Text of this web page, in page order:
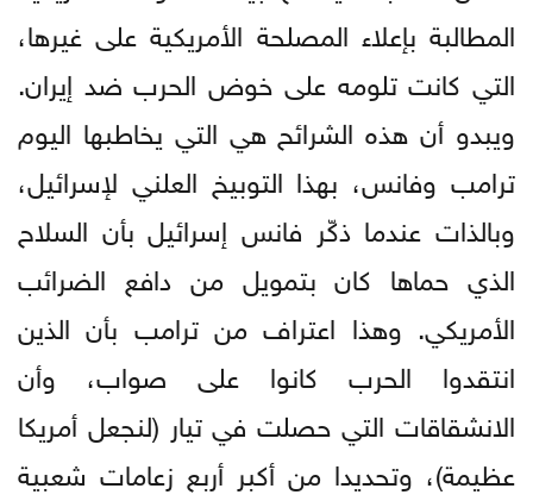
المطالبة بإعلاء المصلحة الأمريكية على غيرها،
التي كانت تلومه على خوض الحرب ضد إيران.
ويبدو أن هذه الشرائح هي التي يخاطبها اليوم
ترامب وفانس، بهذا التوبيخ العلني لإسرائيل،
وبالذات عندما ذكّر فانس إسرائيل بأن السلاح
الذي حماها كان بتمويل من دافع الضرائب
الأمريكي. وهذا اعتراف من ترامب بأن الذين
انتقدوا الحرب كانوا على صواب، وأن
الانشقاقات التي حصلت في تيار (لنجعل أمريكا
عظيمة)، وتحديدا من أكبر أربع زعامات شعبية